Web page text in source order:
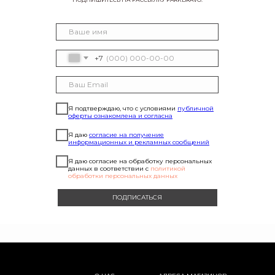
+7
Я подтверждаю, что с условиями публичной
оферты ознакомлена и согласна
Я даю согласие на получение
информационных и рекламных сообщений
Я даю согласие на обработку персональных
данных в соответствии с политикой
обработки персональных данных
ПОДПИСАТЬСЯ